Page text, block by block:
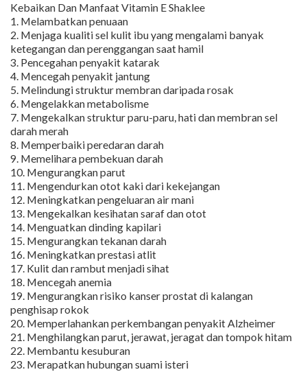
Kebaikan Dan Manfaat Vitamin E Shaklee
1. Melambatkan penuaan
2. Menjaga kualiti sel kulit ibu yang mengalami banyak
ketegangan dan perenggangan saat hamil
3. Pencegahan penyakit katarak
4. Mencegah penyakit jantung
5. Melindungi struktur membran daripada rosak
6. Mengelakkan metabolisme
7. Mengekalkan struktur paru-paru, hati dan membran sel
darah merah
8. Memperbaiki peredaran darah
9. Memelihara pembekuan darah
10. Mengurangkan parut
11. Mengendurkan otot kaki dari kekejangan
12. Meningkatkan pengeluaran air mani
13. Mengekalkan kesihatan saraf dan otot
14. Menguatkan dinding kapilari
15. Mengurangkan tekanan darah
16. Meningkatkan prestasi atlit
17. Kulit dan rambut menjadi sihat
18. Mencegah anemia
19. Mengurangkan risiko kanser prostat di kalangan
penghisap rokok
20. Memperlahankan perkembangan penyakit Alzheimer
21. Menghilangkan parut, jerawat, jeragat dan tompok hitam
22. Membantu kesuburan
23. Merapatkan hubungan suami isteri